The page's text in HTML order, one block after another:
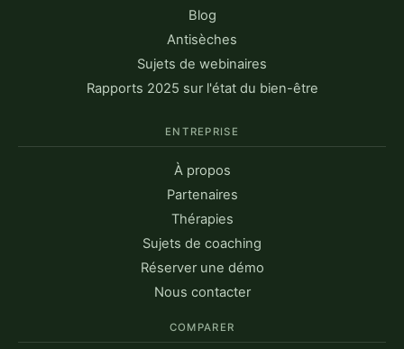
Blog
Antisèches
Sujets de webinaires
Rapports 2025 sur l'état du bien-être
ENTREPRISE
À propos
Partenaires
Thérapies
Sujets de coaching
Réserver une démo
Nous contacter
COMPARER